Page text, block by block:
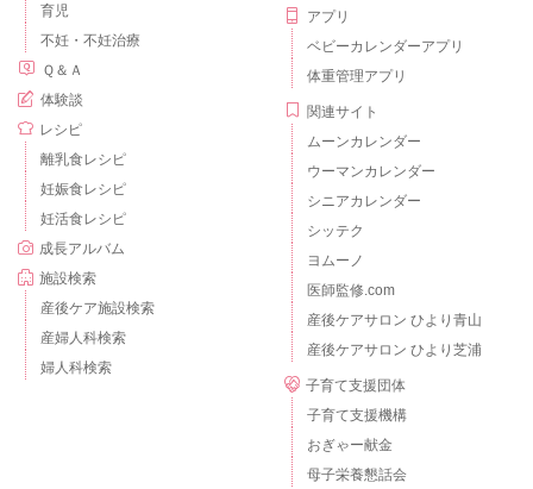
育児
不妊・不妊治療
Ｑ＆Ａ
体験談
レシピ
離乳食レシピ
妊娠食レシピ
妊活食レシピ
成長アルバム
施設検索
産後ケア施設検索
産婦人科検索
婦人科検索
アプリ
ベビーカレンダーアプリ
体重管理アプリ
関連サイト
ムーンカレンダー
ウーマンカレンダー
シニアカレンダー
シッテク
ヨムーノ
医師監修.com
産後ケアサロン ひより青山
産後ケアサロン ひより芝浦
子育て支援団体
子育て支援機構
おぎゃー献金
母子栄養懇話会